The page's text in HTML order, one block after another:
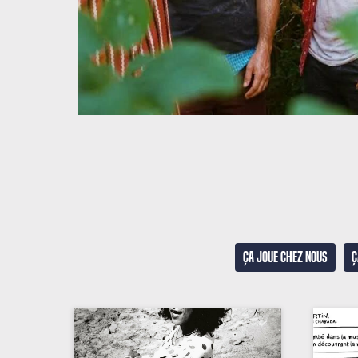
Ça joue chez nous